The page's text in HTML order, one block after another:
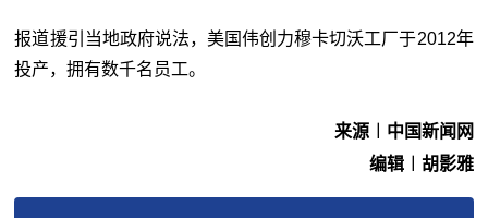
报道援引当地政府说法，美国伟创力穆卡切沃工厂于2012年
投产，拥有数千名员工。
来源︱中国新闻网
编辑︱胡影雅